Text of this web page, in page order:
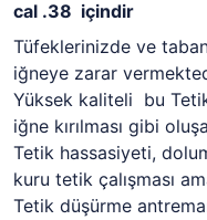
cal .38 içindir
Tüfeklerinizde ve
iğneye zarar
Yüksek kaliteli bu
iğne kırılması gibi
Tetik hassasiyeti,
kuru tetik çalışması
Tetik düşürme